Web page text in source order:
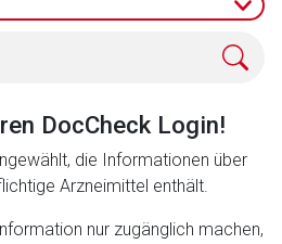
DocCheck Login!
die Informationen über
Arzneimittel enthält.
nur zugänglich machen,
Zur Seite